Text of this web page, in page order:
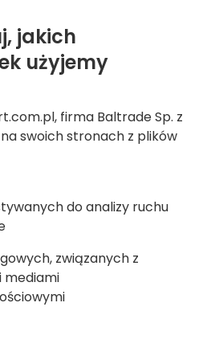
mnie o dostępności
jakich
użyjemy
firma Baltrade Sp. z
swoich stronach z plików
do analizy ruchu
związanych z
mediami